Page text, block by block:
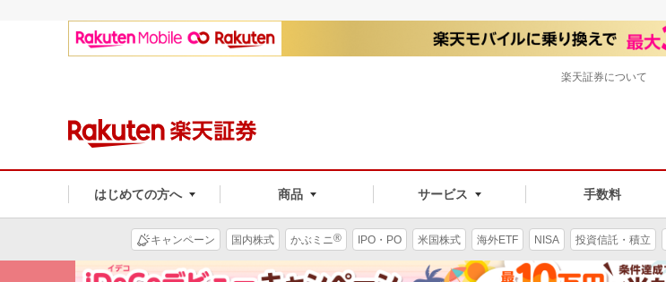
はじめての方へ 商品 サービス 手数料
楽天証券について
キャンペーン 国内株式 かぶミニ® IPO・PO 米国株式 海外ETF NISA 投資信託・積立